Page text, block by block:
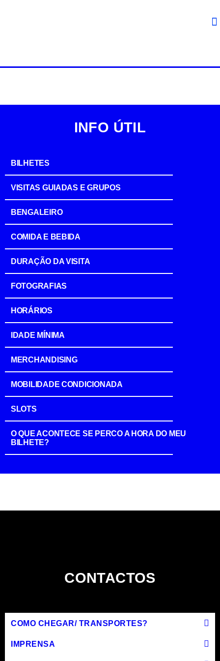
INFO ÚTIL
BILHETES
VISITAS GUIADAS E GRUPOS
BENGALEIRO
COMIDA E BEBIDA
DURAÇÃO DA VISITA
FOTOGRAFIAS
HORÁRIOS
IDADE MÍNIMA
MERCHANDISING
MOBILIDADE CONDICIONADA
SLOTS
O QUE ACONTECE SE PERCO A HORA DO MEU
BILHETE?
CONTACTOS
COMO CHEGAR/ TRANSPORTES?
IMPRENSA